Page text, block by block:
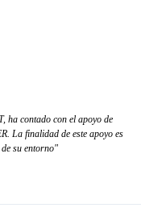
ha contado con el apoyo de
La finalidad de este apoyo es
su entorno"